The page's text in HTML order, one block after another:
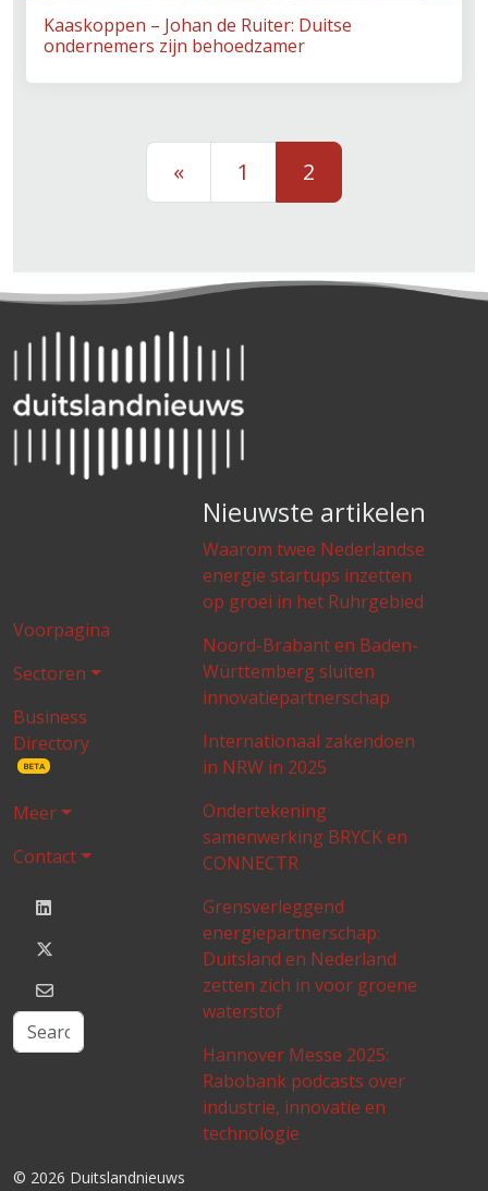
Kaaskoppen – Johan de Ruiter: Duitse
ondernemers zijn behoedzamer
Berichten navigatie
« 1 2
Voorpagina
Sectoren
Business
Directory
BETA
Meer
Contact
Nieuwste artikelen
Waarom twee Nederlandse
energie startups inzetten
op groei in het Ruhrgebied
Noord-Brabant en Baden-
Württemberg sluiten
innovatiepartnerschap
Internationaal zakendoen
in NRW in 2025
Ondertekening
samenwerking BRYCK en
CONNECTR
Grensverleggend
energiepartnerschap:
Duitsland en Nederland
zetten zich in voor groene
waterstof
Hannover Messe 2025:
Rabobank podcasts over
industrie, innovatie en
technologie
© 2026 Duitslandnieuws